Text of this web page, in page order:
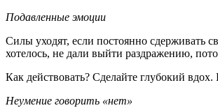
Подавленные эмоции
Силы уходят, если постоянно сдерживать
хотелось, не дали выйти раздражению,
Как действовать? Сделайте глубокий
Неумение говорить «нет»